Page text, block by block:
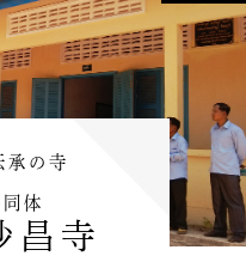
承の寺
体
寺